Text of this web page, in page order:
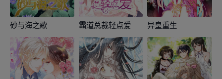
砂与海之歌 霸道总裁轻点爱 异皇重生